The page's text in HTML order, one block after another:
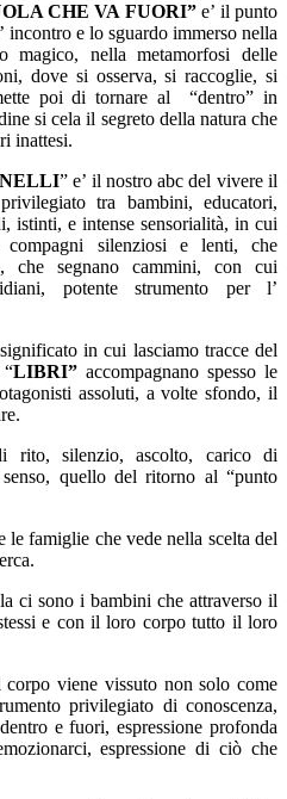
CHE VA FUORI” e’ il punto
incontro e lo sguardo immerso nella
magico, nella metamorfosi delle
dove si osserva, si raccoglie, si
poi di tornare al “dentro” in
si cela il segreto della natura che
inattesi.
” e’ il nostro abc del vivere il
tra bambini, educatori,
istinti, e intense sensorialità, in cui
compagni silenziosi e lenti, che
che segnano cammini, con cui
potente strumento per l’
in cui lasciamo tracce del
“LIBRI” accompagnano spesso le
assoluti, a volte sfondo, il
rito, silenzio, ascolto, carico di
quello del ritorno al “punto
famiglie che vede nella scelta del
ci sono i bambini che attraverso il
e con il loro corpo tutto il loro
viene vissuto non solo come
privilegiato di conoscenza,
e fuori, espressione profonda
espressione di ciò che